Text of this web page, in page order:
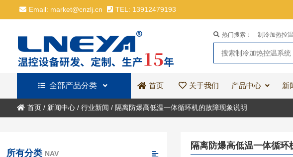
Email: market@cnzlj.cn TEL: 13912479193
热门搜索： 制冷加热控
全部产品分类 首页 关于我们 产品中心 新
首页/ 新闻中心/ 行业新闻 / 隔离防爆高低温一体循环机的故障现象说明
隔离防爆高低温一体循环
所有分类 NAV